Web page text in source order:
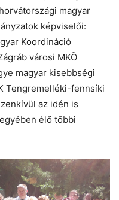
magyar
képviselői:
Koordináció
városi MKÖ
magyar kisebbségi
Tengremelléki-fennsíki
az idén is
élő többi